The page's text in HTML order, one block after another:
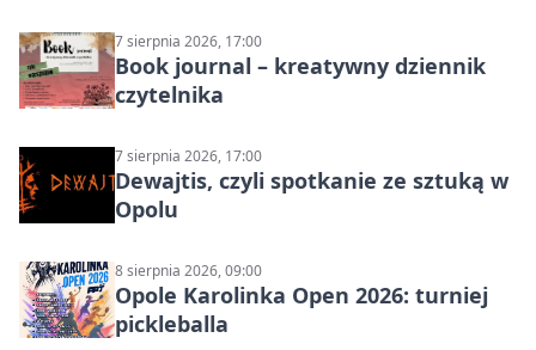
7 sierpnia 2026, 17:00
Book journal – kreatywny dziennik
czytelnika
7 sierpnia 2026, 17:00
Dewajtis, czyli spotkanie ze sztuką w
Opolu
8 sierpnia 2026, 09:00
Opole Karolinka Open 2026: turniej
pickleballa